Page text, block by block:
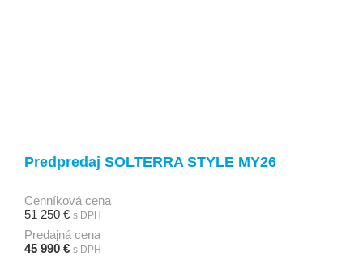
Predpredaj SOLTERRA STYLE MY26
Cenníková cena
51 250 € s DPH
Predajná cena
45 990 € s DPH